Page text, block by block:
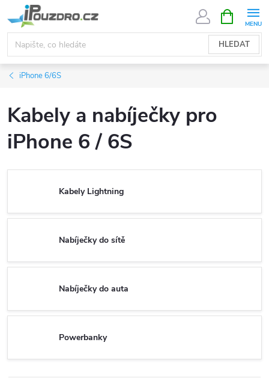
na
obsah
HLEDAT
NÁKUPNÍ
KOŠÍK
iPhone 6/6S
Kabely a nabíječky pro
iPhone 6 / 6S
Kabely Lightning
Nabíječky do sítě
Nabíječky do auta
Powerbanky